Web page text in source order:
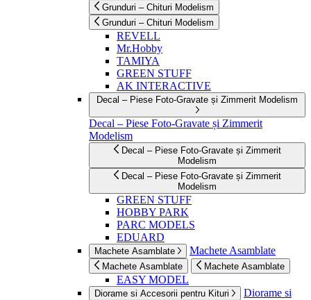
Grunduri – Chituri Modelism
Grunduri – Chituri Modelism
REVELL
Mr.Hobby
TAMIYA
GREEN STUFF
AK INTERACTIVE
Decal – Piese Foto-Gravate și Zimmerit Modelism
Decal – Piese Foto-Gravate și Zimmerit
Modelism
Decal – Piese Foto-Gravate și Zimmerit
Modelism
Decal – Piese Foto-Gravate și Zimmerit
Modelism
GREEN STUFF
HOBBY PARK
PARC MODELS
EDUARD
Machete Asamblate Machete Asamblate
Machete Asamblate Machete Asamblate
EASY MODEL
Diorame si Accesorii pentru Kituri
Diorame si